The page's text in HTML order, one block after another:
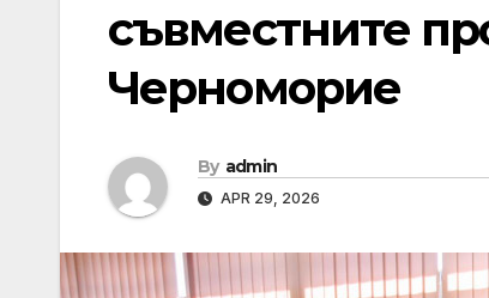
съвместните
Черноморие
By admin
APR 29, 2026